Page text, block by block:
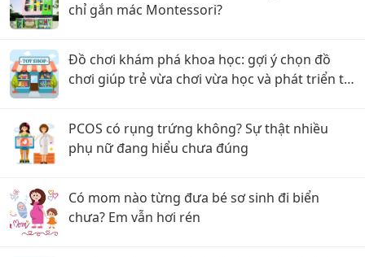
chỉ gắn mác Montessori?
Đồ chơi khám phá khoa học: gợi ý chọn đồ
chơi giúp trẻ vừa chơi vừa học và phát triển tư
PCOS có rụng trứng không? Sự thật nhiều
phụ nữ đang hiểu chưa đúng
Có mom nào từng đưa bé sơ sinh đi biển
chưa? Em vẫn hơi rén